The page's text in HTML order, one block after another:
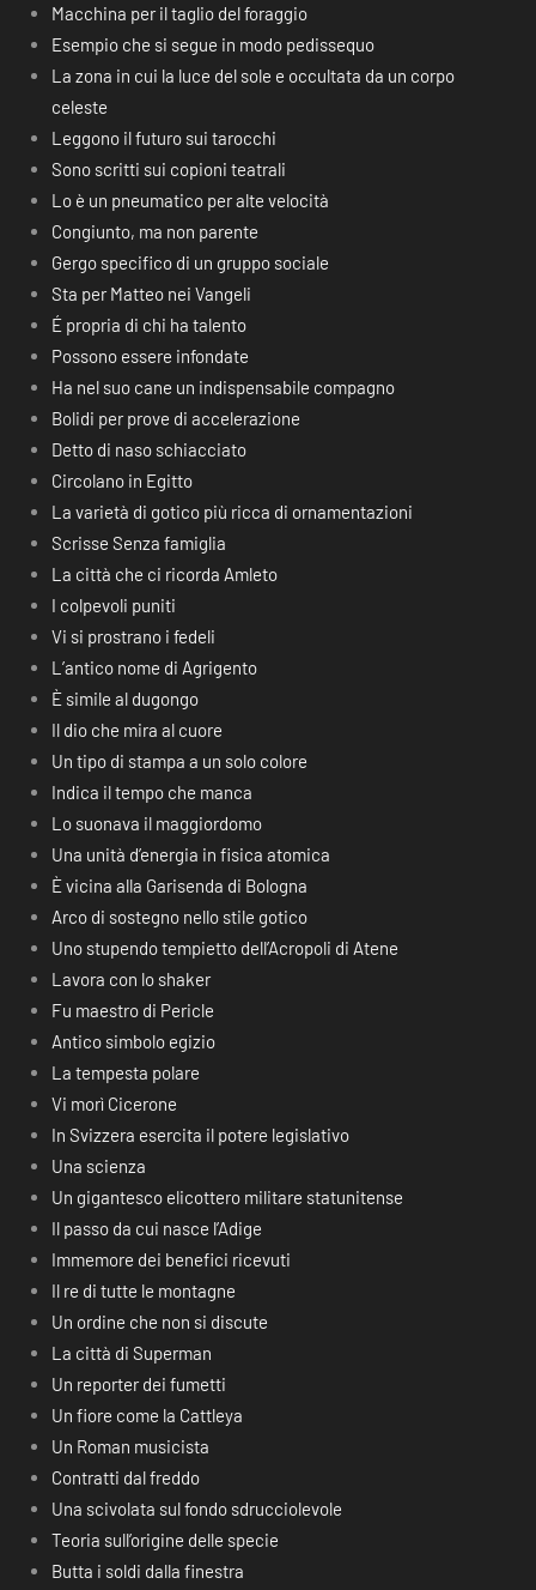
Macchina per il taglio del foraggio
Esempio che si segue in modo pedissequo
La zona in cui la luce del sole e occultata da un corpo
celeste
Leggono il futuro sui tarocchi
Sono scritti sui copioni teatrali
Lo è un pneumatico per alte velocità
Congiunto, ma non parente
Gergo specifico di un gruppo sociale
Sta per Matteo nei Vangeli
É propria di chi ha talento
Possono essere infondate
Ha nel suo cane un indispensabile compagno
Bolidi per prove di accelerazione
Detto di naso schiacciato
Circolano in Egitto
La varietà di gotico più ricca di ornamentazioni
Scrisse Senza famiglia
La città che ci ricorda Amleto
I colpevoli puniti
Vi si prostrano i fedeli
L’antico nome di Agrigento
È simile al dugongo
Il dio che mira al cuore
Un tipo di stampa a un solo colore
Indica il tempo che manca
Lo suonava il maggiordomo
Una unità d’energia in fisica atomica
È vicina alla Garisenda di Bologna
Arco di sostegno nello stile gotico
Uno stupendo tempietto dell’Acropoli di Atene
Lavora con lo shaker
Fu maestro di Pericle
Antico simbolo egizio
La tempesta polare
Vi morì Cicerone
In Svizzera esercita il potere legislativo
Una scienza
Un gigantesco elicottero militare statunitense
Il passo da cui nasce l’Adige
Immemore dei benefici ricevuti
Il re di tutte le montagne
Un ordine che non si discute
La città di Superman
Un reporter dei fumetti
Un fiore come la Cattleya
Un Roman musicista
Contratti dal freddo
Una scivolata sul fondo sdrucciolevole
Teoria sull’origine delle specie
Butta i soldi dalla finestra